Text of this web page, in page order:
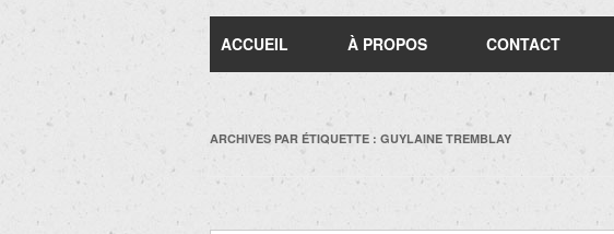
ACCUEIL À PROPOS CONTACT
ARCHIVES PAR ÉTIQUETTE : GUYLAINE TREMBLAY